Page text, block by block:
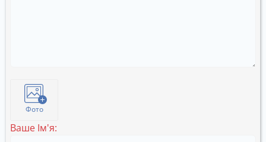
Фото
Ваше Ім'я: